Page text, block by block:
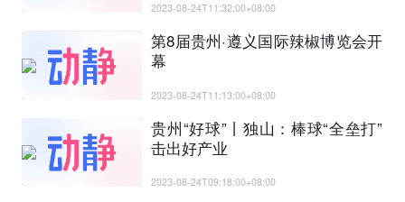
2023-08-24T11:32:00+08:00
第8届贵州·遵义国际辣椒博览会开
幕
2023-08-24T11:13:00+08:00
贵州“好球”丨独山：棒球“全垒打”
击出好产业
2023-08-24T09:18:00+08:00